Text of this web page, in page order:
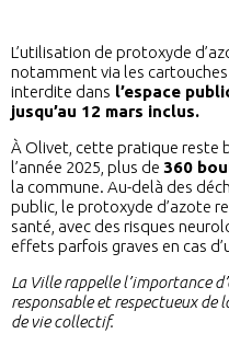
L’utilisation de protoxyde
notamment via les
interdite dans l’espace
jusqu’au 12 mars inclus.
À Olivet, cette pratique reste
l’année 2025, plus de 360
la commune. Au-delà des
public, le protoxyde d’azote
santé, avec des risques
effets parfois graves en cas
La Ville rappelle l’importance
responsable et respectueux de
de vie collectif.